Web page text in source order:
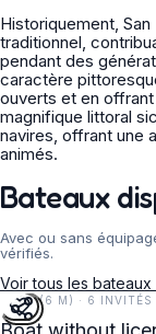
Historiquement,
traditionnel,
pendant des
caractère
ouverts et en
magnifique littoral
navires, offrant une
animés.
Bateaux
Avec ou sans
vérifiés.
Voir tous les
19 FT (6 M) · 6 INVITÉS